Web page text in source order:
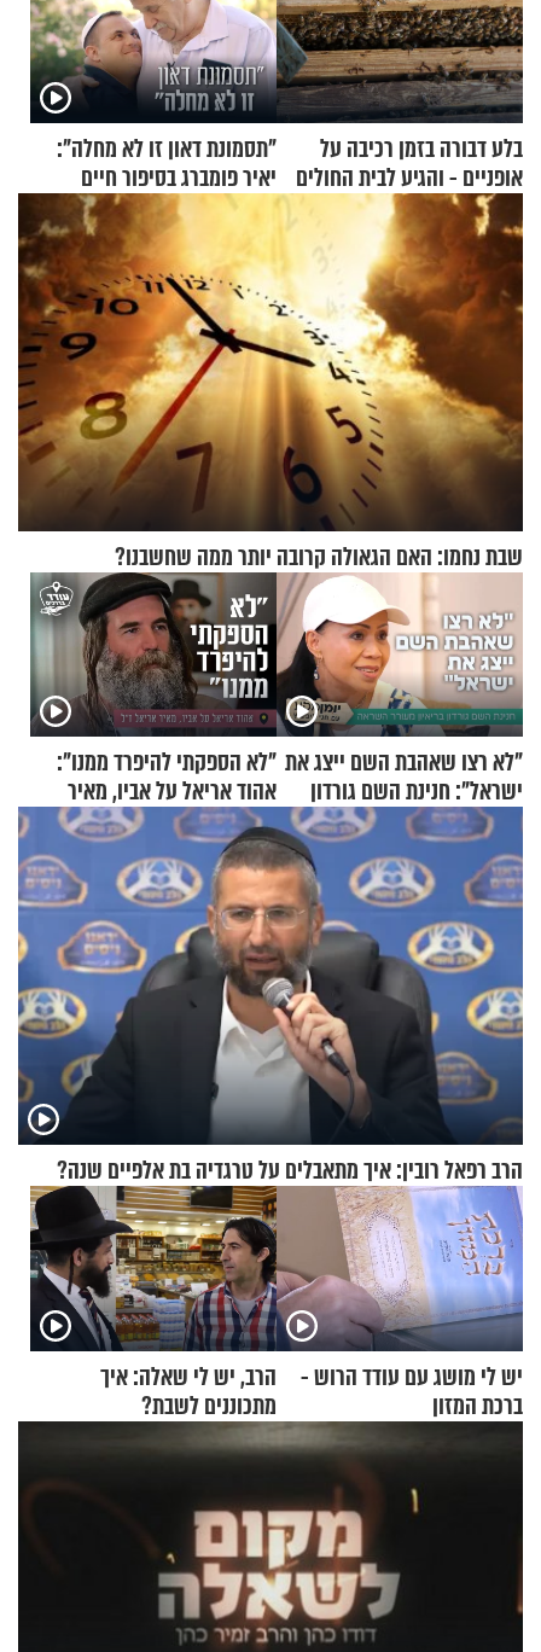
בלע דבורה בזמן רכיבה על
אופניים - והגיע לבית החולים
במצב מסכן חיים
"תסמונת דאון זו לא מחלה":
יאיר פומברג בסיפור חיים
מעורר השראה
שבת נחמו: האם הגאולה קרובה יותר ממה שחשבנו?
"לא רצו שאהבת השם ייצג את
ישראל": חנינת השם גורדון
בריאיון מעורר השראה
"לא הספקתי להיפרד ממנו":
אהוד אריאל על אביו, מאיר
אריאל ז"ל
הרב רפאל רובין: איך מתאבלים על טרגדיה בת אלפיים שנה?
יש לי מושג עם עודד הרוש -
ברכת המזון
הרב, יש לי שאלה: איך
מתכוננים לשבת?